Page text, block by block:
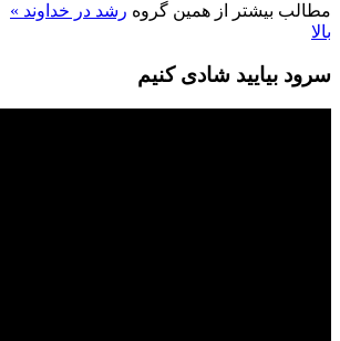
مطالب بیشتر از همین گروه رشد در خداوند »
بالا
سرود بیایید شادی کنیم